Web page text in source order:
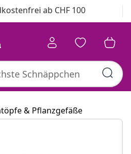
ab CHF 100
& Pflanzgefäße